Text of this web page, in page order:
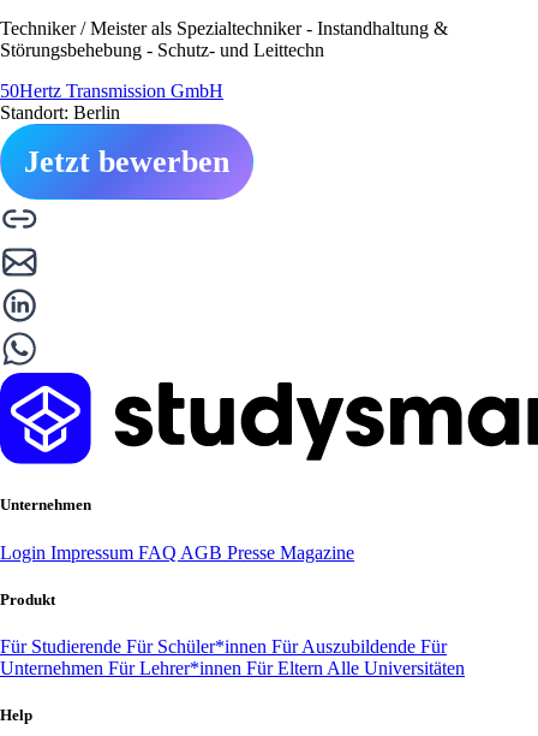
Techniker / Meister als Spezialtechniker - Instandhaltung &
Störungsbehebung - Schutz- und Leittechn
50Hertz Transmission GmbH
Standort: Berlin
Jetzt bewerben
Unternehmen
Login Impressum FAQ AGB Presse Magazine
Produkt
Für Studierende Für Schüler*innen Für Auszubildende Für
Unternehmen Für Lehrer*innen Für Eltern Alle Universitäten
Help